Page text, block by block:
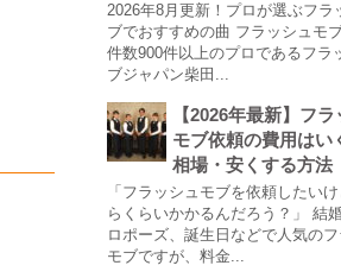
2026年8月更新！プロが選ぶフラ
ブでおすすめの曲 フラッシュモ
件数900件以上のプロであるフラ
ブジャパン柴田...
【2026年最新】フラ
モブ依頼の費用はい
相場・安くする方法
「フラッシュモブを依頼したいけ
らくらいかかるんだろう？」 結
ロポーズ、誕生日などで人気の
モブですが、料金...